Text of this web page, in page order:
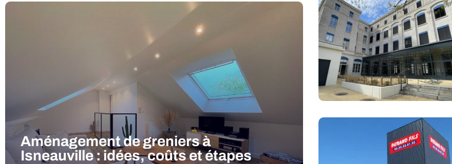
Aménagement de greniers à
Isneauville : idées, coûts et étapes